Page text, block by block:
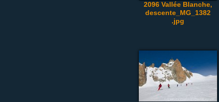
2096 Vallée Blanche,
descente_MG_1382
.jpg